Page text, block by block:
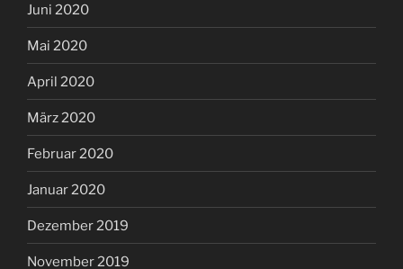
Juni 2020
Mai 2020
April 2020
März 2020
Februar 2020
Januar 2020
Dezember 2019
November 2019